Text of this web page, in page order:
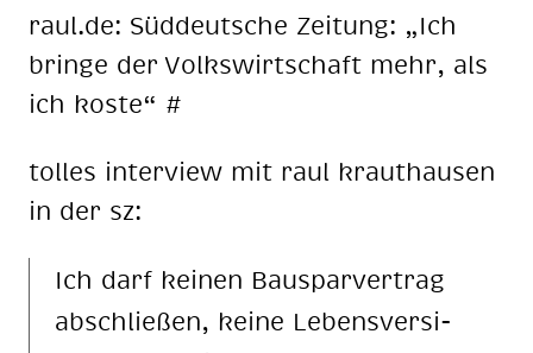
raul.de: Süd­deut­sche Zei­tung: „Ich
brin­ge der Volks­wirt­schaft mehr, als
ich kos­te“ #
tol­les in­ter­view mit raul kraut­hau­sen
in der sz:
Ich darf kei­nen Bau­spar­ver­trag
ab­schlie­ßen, kei­ne Le­bens­ver­si­